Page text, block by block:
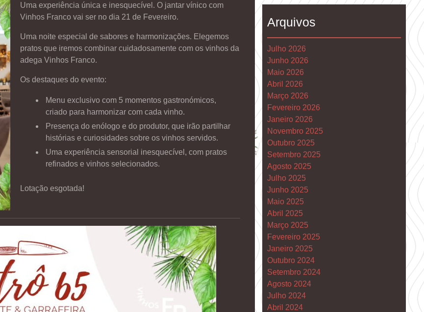
Uma experiência única e inesquecível. O jantar vínico com
Vinhos Franco vai ser no dia 21 de Fevereiro.
Uma noite especial de sabores e harmonizações. Elegemos
pratos que iremos combinar cuidadosamente com os vinhos da
adega Vinhos Franco.
Os destaques do evento:
Menu exclusivo com 5 momentos gastronómicos,
criado para harmonizar com cada vinho.
Presença do enólogo e do produtor, que irão partilhar
histórias e curiosidades sobre os vinhos servidos.
Uma experiência sensorial inesquecível, com pratos
refinados e vinhos selecionados.
Lotação esgotada!
Arquivos
Julho 2026
Junho 2026
Maio 2026
Abril 2026
Março 2026
Fevereiro 2026
Janeiro 2026
Novembro 2025
Outubro 2025
Setembro 2025
Agosto 2025
Julho 2025
Junho 2025
Maio 2025
Abril 2025
Março 2025
Fevereiro 2025
Janeiro 2025
Outubro 2024
Setembro 2024
Agosto 2024
Julho 2024
Abril 2024